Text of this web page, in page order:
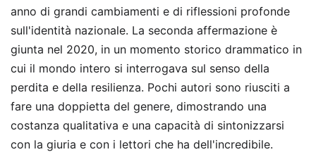
anno di grandi cambiamenti e di riflessioni profonde
sull'identità nazionale. La seconda affermazione è
giunta nel 2020, in un momento storico drammatico in
cui il mondo intero si interrogava sul senso della
perdita e della resilienza. Pochi autori sono riusciti a
fare una doppietta del genere, dimostrando una
costanza qualitativa e una capacità di sintonizzarsi
con la giuria e con i lettori che ha dell'incredibile.